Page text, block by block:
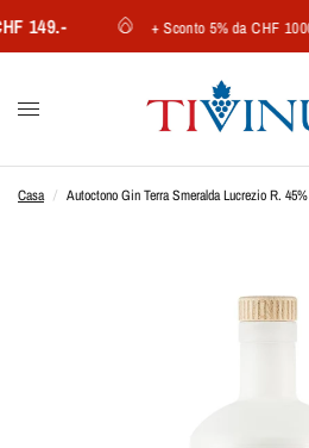
149.- + Sconto 5% da CHF 1000.-
Casa / Autoctono Gin Terra Smeralda Lucrezio R. 45%